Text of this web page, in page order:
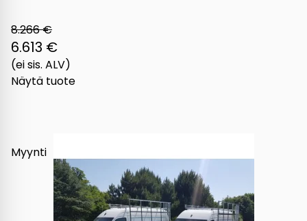
8.266 €
6.613 €
(ei sis. ALV)
Näytä tuote
Myynti